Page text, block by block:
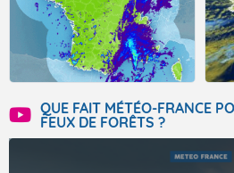
QUE FAIT MÉTÉO-FRANCE
FEUX DE FORÊTS ?